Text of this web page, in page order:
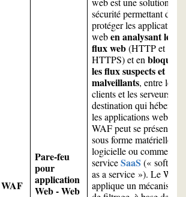
WAF
Pare-feu
pour
application
Web - Web
sécurité permettant de
protéger les applications
weben analysant les
flux web(HTTP et
HTTPS) et en bloquant
les flux suspects et
malveillants, entre les
clients et les serveurs de
destination qui hébergent
les applications web. Le
WAF peut se présenter
sous forme matérielle,
logicielle ou comme un
serviceSaaS (« software
as a service »). Le WAF
applique un mécanisme